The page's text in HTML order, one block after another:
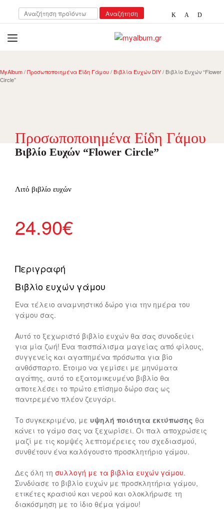
Αναζήτηση
για:
Αναζήτηση
open
MyAlbum/Προσωποποιημένα Είδη Γάμου/Βιβλία Ευχών DIY/ Βιβλίο Ευχών “Flower
Circle”
Προσωποποιημένα Είδη Γάμου
Βιβλίο Ευχών “Flower Circle”
Λιτό βιβλίο ευχών
24.90€
Περιγραφή
Βιβλίο ευχών γάμου
Ένα τέλειο αναμνηστικό δώρο για την ημέρα του
γάμου σας.
Αυτό το ξεχωριστό βιβλίο ευχών θα σας συνοδεύει
για μία ζωή! Ένα πασπάλισμα μαγείας από φίλους,
συγγενείς και αγαπημένα πρόσωπα για βίο
ανθόσπαρτο. Έτοιμο να γεμίσει με μηνύματα
αγάπης, αυτό το εξατομικευμένο βιβλίο θα
αποτελέσει το πρώτο επίσημο δώρο σας ως
παντρεμένο πλέον ζευγάρι.
Το συγκεκριμένο, με υψηλή ποιότητα εκτύπωσης θα
κάνει το γάμο σας να ξεχωρίσει. Οι παλ αποχρώσεις
μαζί με τις κομψές λεπτομέρειες του σχεδιασμού,
συνθέτουν ένα καλόγουστο προσκλητήριο γάμου.
Δες όλη τη συλλογή με τα βιβλία ευχών γάμου.
Συνδύασε το βιβλίο ευχών με προσκλητήρια γάμου,
ετικέτες κρασιού και νερού και ολοκλήρωσε τη
διακόσμηση με το ίδιο θέμα γάμου!